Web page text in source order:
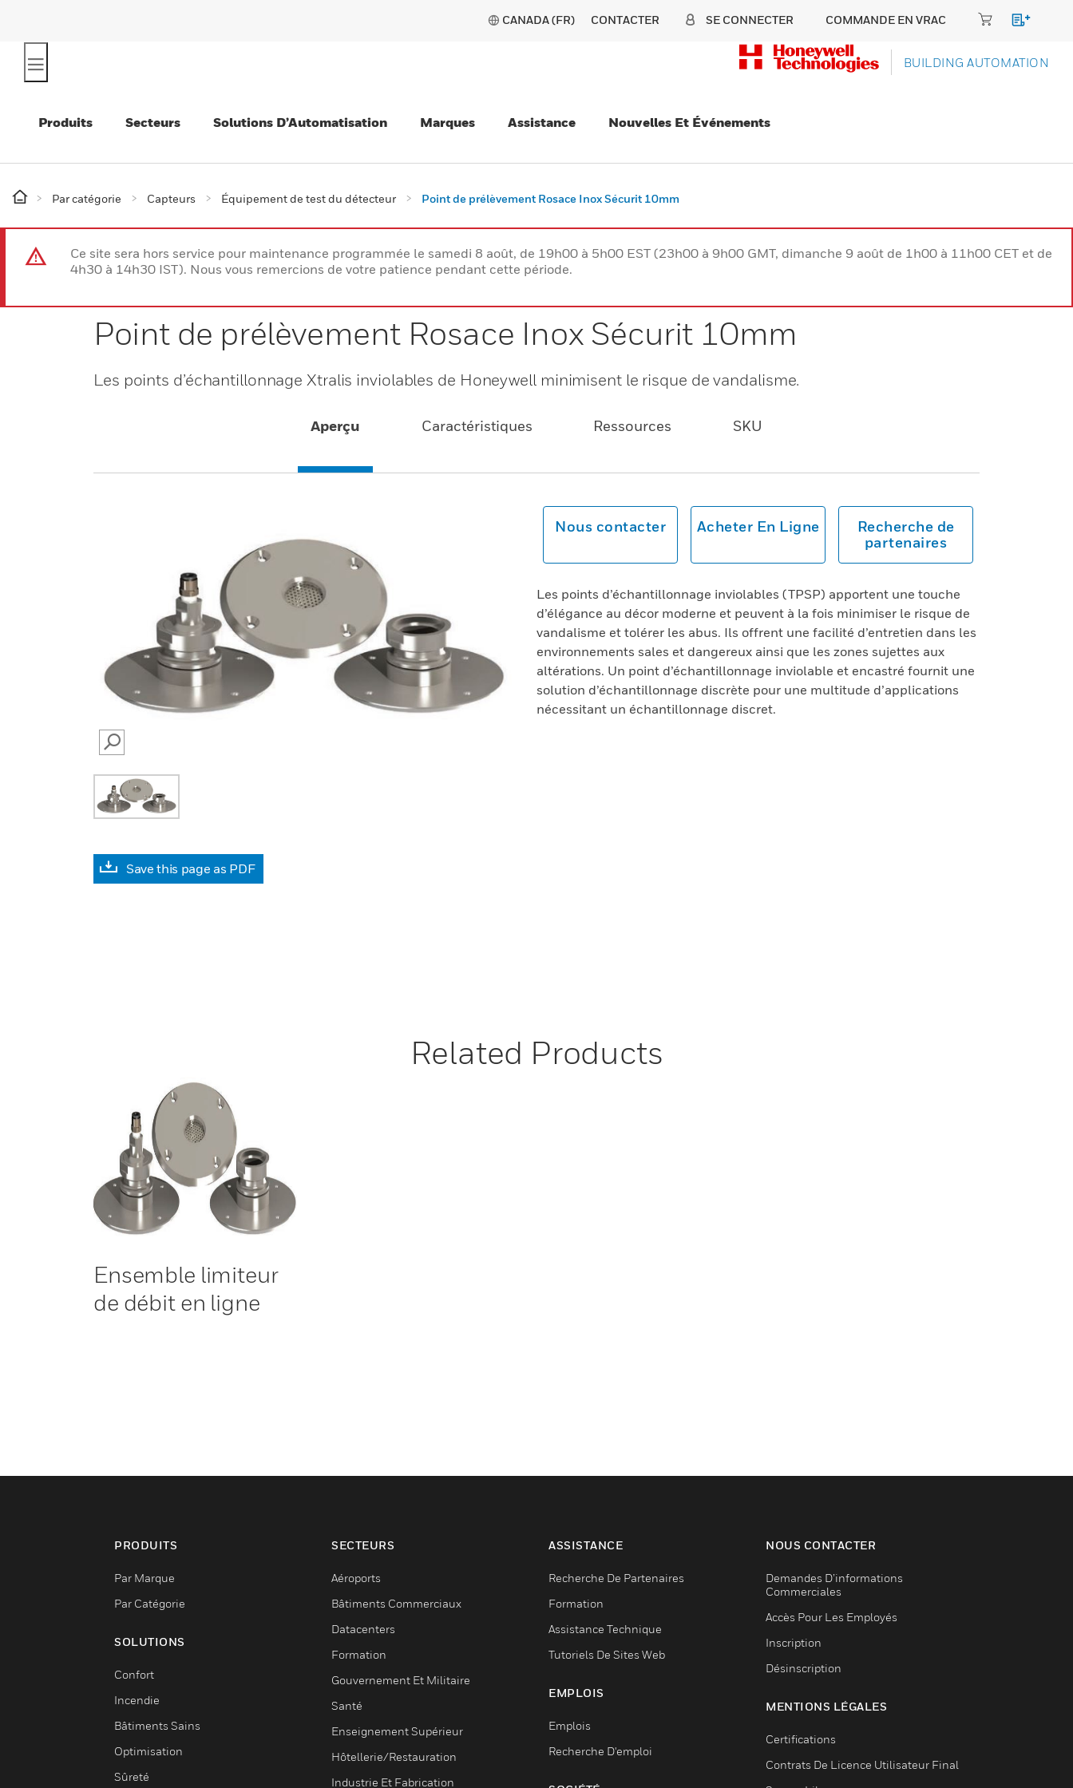
CANADA (FR) CONTACTER SE CONNECTER COMMANDE EN VRAC
BUILDING AUTOMATION
Produits Secteurs Solutions D’Automatisation Marques Assistance Nouvelles Et Événements
Par catégorie Capteurs Équipement de test du détecteur Point de prélèvement Rosace Inox Sécurit 10mm
Ce site sera hors service pour maintenance programmée le samedi 8 août, de 19h00 à 5h00 EST (23h00 à 9h00 GMT, dimanche 9 août de 1h00 à 11h00 CET et de
4h30 à 14h30 IST). Nous vous remercions de votre patience pendant cette période.
Point de prélèvement Rosace Inox Sécurit 10mm
Les points d’échantillonnage Xtralis inviolables de Honeywell minimisent le risque de vandalisme.
Aperçu Caractéristiques Ressources SKU
SEARCH
Save this page as PDF
Nous contacter Acheter En Ligne
Recherche de
partenaires
Les points d’échantillonnage inviolables (TPSP) apportent une touche
d’élégance au décor moderne et peuvent à la fois minimiser le risque de
vandalisme et tolérer les abus. Ils offrent une facilité d’entretien dans les
environnements sales et dangereux ainsi que les zones sujettes aux
altérations. Un point d’échantillonnage inviolable et encastré fournit une
solution d’échantillonnage discrète pour une multitude d’applications
nécessitant un échantillonnage discret.
Related Products
Ensemble limiteur
de débit en ligne
PRODUITS
Par Marque
Par Catégorie
SOLUTIONS
Confort
Incendie
Bâtiments Sains
Optimisation
Sûreté
SECTEURS
Aéroports
Bâtiments Commerciaux
Datacenters
Formation
Gouvernement Et Militaire
Santé
Enseignement Supérieur
Hôtellerie/Restauration
Industrie Et Fabrication
ASSISTANCE
Recherche De Partenaires
Formation
Assistance Technique
Tutoriels De Sites Web
EMPLOIS
Emplois
Recherche D'emploi
NOUS CONTACTER
Demandes D’informations
Commerciales
Accès Pour Les Employés
Inscription
Désinscription
MENTIONS LÉGALES
Certifications
Contrats De Licence Utilisateur Final